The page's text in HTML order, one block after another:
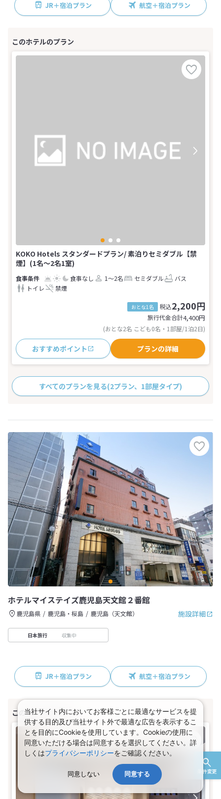
条件変更
JR＋宿泊プラン 航空＋宿泊プラン
KOKO Hotels スタンダードプラン/ 素泊りセミダブル【禁
煙】(1名～2名1室)
食事なし 1～2名 セミダブル
バス
トイレ
禁煙
おとな1名 税込2,200円
旅行代金合計4,400円
(おとな2名 こども0名・1部屋/1泊2日)
おすすめポイント プランの詳細
すべてのプランを見る(2プラン、1部屋タイプ)
ホテルマイステイズ鹿児島天文館２番館
施設詳細
鹿児島県 鹿児島・桜島 鹿児島（天文館）
日本旅行 収集中
JR＋宿泊プラン 航空＋宿泊プラン
当社サイト内においてお客様ごとに最適なサービスを提
供する目的及び当社サイト外で最適な広告を表示するこ
とを目的にCookieを使用しています。Cookieの使用に
同意いただける場合は同意するを選択してください。詳
しくはプライバシーポリシーをご確認ください。
同意しない 同意する